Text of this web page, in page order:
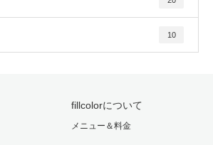
10
fillcolorについて
メニュー＆料金